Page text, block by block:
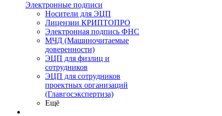
Электронные подписи
Носители для ЭЦП
Лицензии КРИПТОПРО
Электронная подпись ФНС
МЧД (Машиночитаемые
доверенности)
ЭЦП для физлиц и
сотрудников
ЭЦП для сотрудников
проектных организаций
(Главгосэкспертиза)
Ещё